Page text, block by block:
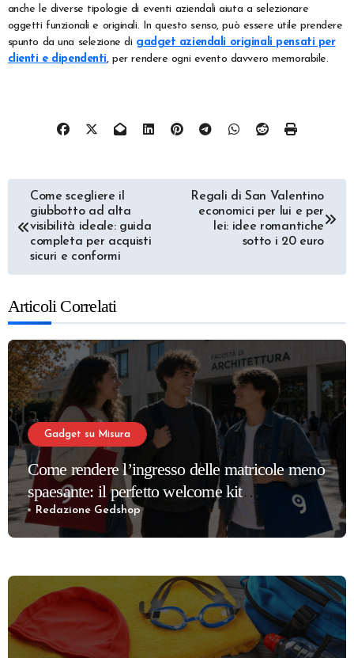
anche le diverse tipologie di eventi aziendali aiuta a selezionare
oggetti funzionali e originali. In questo senso, può essere utile prendere
spunto da una selezione di gadget aziendali originali pensati per
clienti e dipendenti, per rendere ogni evento davvero memorabile.
Navigazione
articoli
Come scegliere il
giubbotto ad alta
visibilità ideale: guida
completa per acquisti
sicuri e conformi
Regali di San Valentino
economici per lui e per
lei: idee romantiche
sotto i 20 euro
Articoli Correlati
Gadget su Misura
Come rendere l’ingresso delle matricole meno
spaesante: il perfetto welcome kit
universitario
Redazione Gedshop